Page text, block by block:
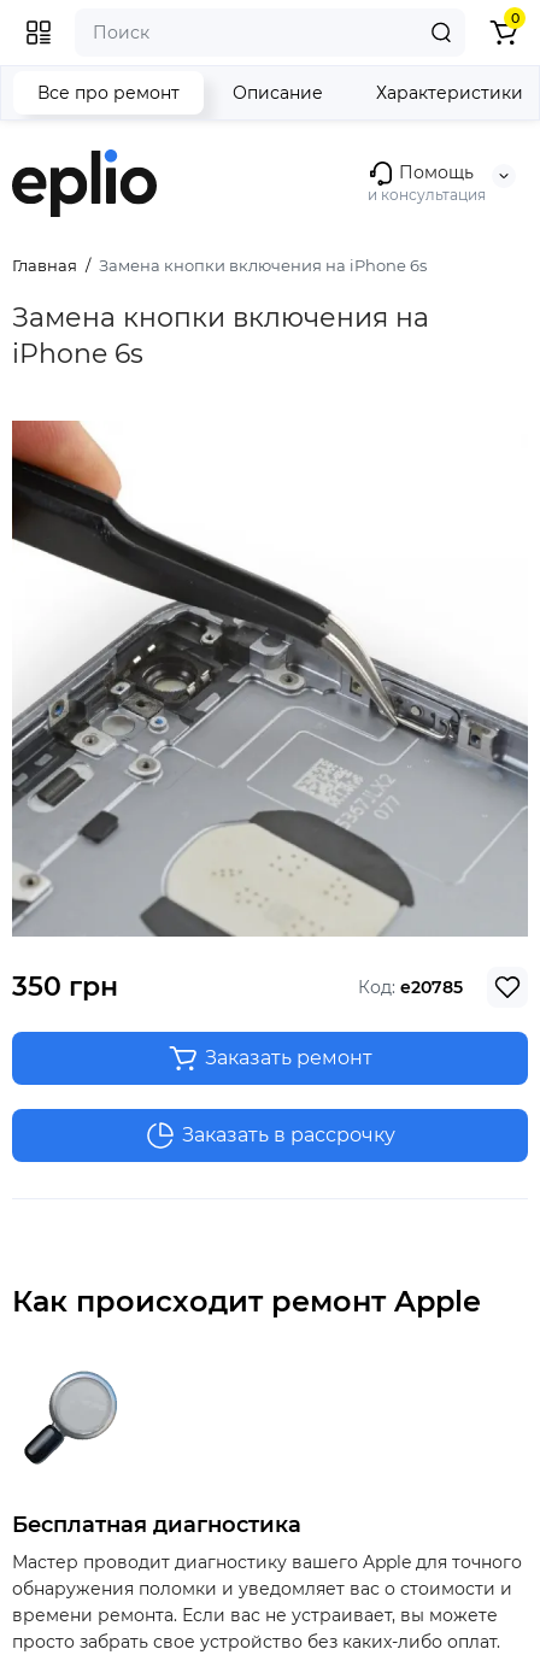
Помощь
и консультация
0
Главная Замена кнопки включения на iPhone 6s
Замена кнопки включения на
iPhone 6s
Все про ремонт Описание Характеристики
350 грн Код: e20785
Заказать ремонт
Заказать в рассрочку
Как происходит ремонт Apple
Бесплатная диагностика
Мастер проводит диагностику вашего Apple для точного
обнаружения поломки и уведомляет вас о стоимости и
времени ремонта. Если вас не устраивает, вы можете
просто забрать свое устройство без каких-либо оплат.